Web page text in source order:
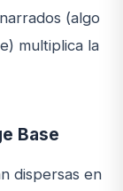
(algo
multiplica la
Base
dispersas en